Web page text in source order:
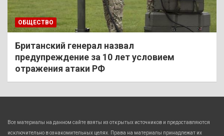
ОБЩЕСТВО
Британский генерал назвал
предупреждение за 10 лет условием
отражения атаки РФ
Все материалы на данном сайте взяты из открытых источников и предоставляются
исключительно в ознакомительных целях. Права на материалы принадлежат их